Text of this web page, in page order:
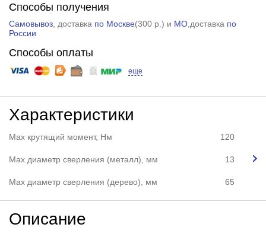
Способы получения
Самовывоз, доставка по Москве(300 р. ) и МО,доставка по
России
Способы оплаты
еще
Характеристики
Max крутящий момент, Нм 120
Max диаметр сверления (металл), мм 13
Мах диаметр сверления (дерево), мм 65
Описание